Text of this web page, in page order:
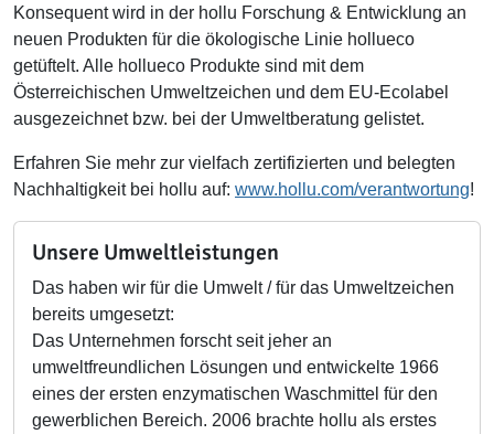
Konsequent wird in der hollu Forschung & Entwicklung an
neuen Produkten für die ökologische Linie hollueco
getüftelt. Alle hollueco Produkte sind mit dem
Österreichischen Umweltzeichen und dem EU-Ecolabel
ausgezeichnet bzw. bei der Umweltberatung gelistet.
Erfahren Sie mehr zur vielfach zertifizierten und belegten
Nachhaltigkeit bei hollu auf: www.hollu.com/verantwortung!
Unsere Umweltleistungen
Das haben wir für die Umwelt / für das Umweltzeichen
bereits umgesetzt:
Das Unternehmen forscht seit jeher an
umweltfreundlichen Lösungen und entwickelte 1966
eines der ersten enzymatischen Waschmittel für den
gewerblichen Bereich. 2006 brachte hollu als erstes